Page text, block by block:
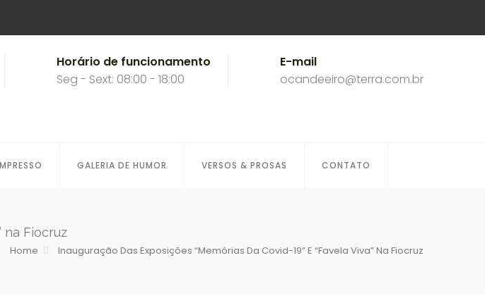
Horário de funcionamento
Seg - Sext: 08:00 - 18:00
E-mail
ocandeeiro@terra.com.br
GALERIA DE HUMOR VERSOS & PROSAS CONTATO
na Fiocruz
Home Inauguração Das Exposições “Memórias Da Covid-19” E “Favela Viva” Na Fiocruz